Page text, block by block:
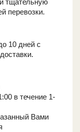
тщательную
перевозки.
10 дней с
в течение 1-
Вами